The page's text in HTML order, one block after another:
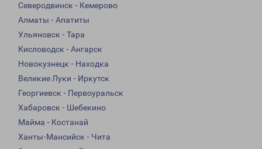
Северодвинск - Кемерово
Алматы - Апатиты
Ульяновск - Тара
Кисловодск - Ангарск
Новокузнецк - Находка
Великие Луки - Иркутск
Георгиевск - Первоуральск
Хабаровск - Шебекино
Майма - Костанай
Ханты-Мансийск - Чита